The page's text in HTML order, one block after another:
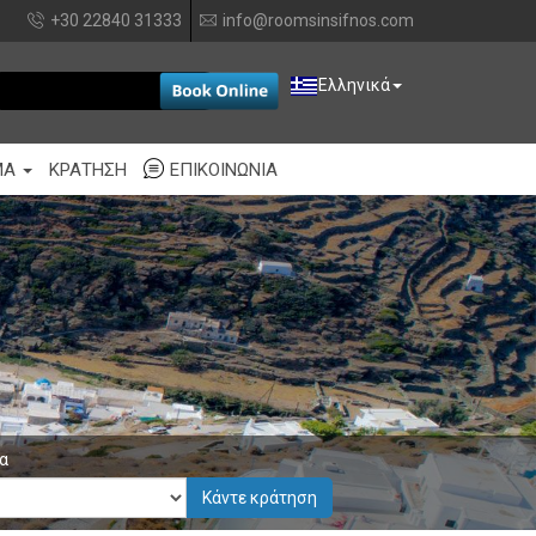
+30 22840 31333 info@roomsinsifnos.com
Ελληνικά
EUR
ΚΡΆΤΗΣΗ ΕΠΙΚΟΙΝΩΝΊΑ
Κάντε κράτηση